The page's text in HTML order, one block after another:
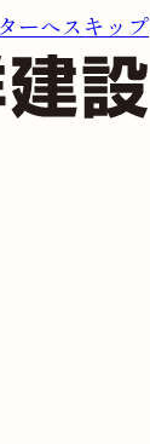
ーへスキップ